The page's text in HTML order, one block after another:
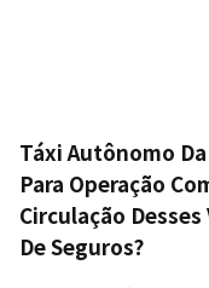
Táxi Autônomo
Para Operação
Circulação
De Seguros?